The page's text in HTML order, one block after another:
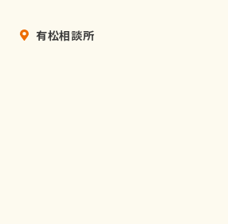
先は、次の通りです。
有松相談所